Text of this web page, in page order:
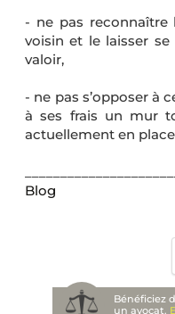
- ne pas reconnaître
voisin et le laisser
valoir,
- ne pas s’opposer à
à ses frais un mur
actuellement en
Blog
Bénéficiez
un avocat.